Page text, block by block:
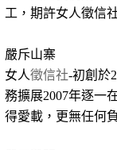
工，期許女人徵信
嚴斥山寨
女人徵信社-初創於
務擴展2007年逐一
得愛載，更無任何